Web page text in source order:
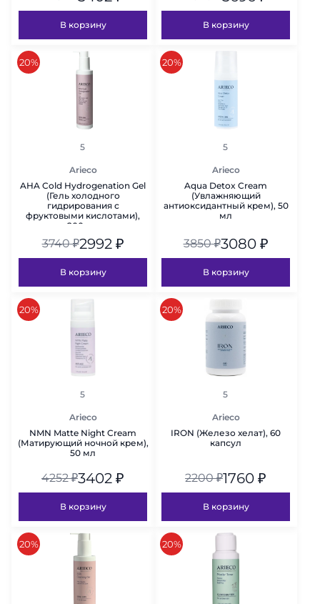
В корзину В корзину
скидка
20%
рейтинг
5
Arieco
AHA Cold Hydrogenation Gel
(Гель холодного
гидрирования с
фруктовыми кислотами),
200 мл
3740₽2992₽
В корзину
скидка
20%
рейтинг
5
Arieco
Aqua Detox Cream
(Увлажняющий
антиоксидантный крем), 50
мл
3850₽3080₽
В корзину
скидка
20%
рейтинг
5
Arieco
NMN Matte Night Cream
(Матирующий ночной крем),
50 мл
4252₽3402 ₽
В корзину
скидка
20%
рейтинг
5
Arieco
IRON (Железо хелат), 60
капсул
2200₽1760 ₽
В корзину
скидка
20% скидка
20%